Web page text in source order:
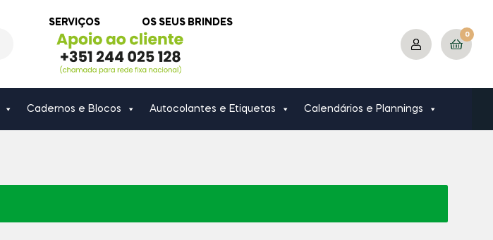
SERVIÇOS OS SEUS BRINDES
0
Cadernos e Blocos Autocolantes e Etiquetas Calendários e Plannings